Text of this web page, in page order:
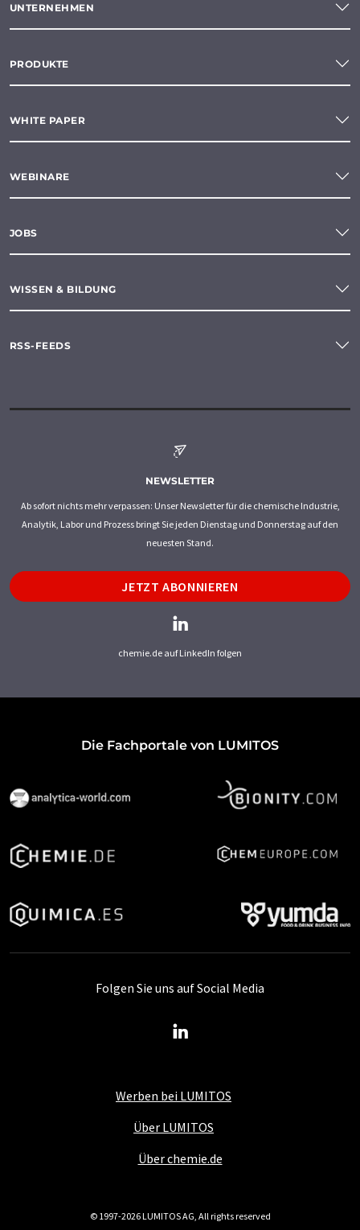
UNTERNEHMEN
PRODUKTE
WHITE PAPER
WEBINARE
JOBS
WISSEN & BILDUNG
RSS-FEEDS
NEWSLETTER
Ab sofort nichts mehr verpassen: Unser Newsletter für die chemische Industrie,
Analytik, Labor und Prozess bringt Sie jeden Dienstag und Donnerstag auf den
neuesten Stand.
JETZT ABONNIEREN
chemie.de auf LinkedIn folgen
Die Fachportale von LUMITOS
Werben bei LUMITOS
Über LUMITOS
Über chemie.de
Folgen Sie uns auf Social Media
© 1997-2026 LUMITOS AG, All rights reserved